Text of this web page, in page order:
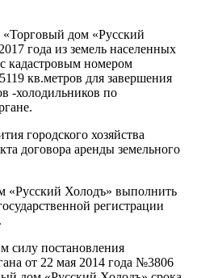
дом «Русский
года из земель населенных
кадастровым номером
кв.метров для завершения
-холодильников по
городского хозяйства
договора аренды земельного
Холодъ» выполнить
регистрации
силу постановления
от 22 мая 2014 года №3806